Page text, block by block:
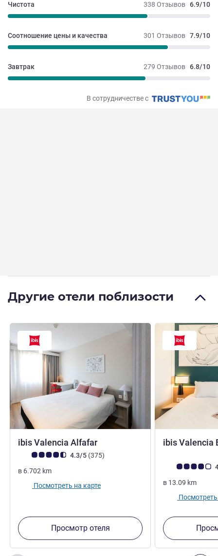
338 Отзывов 6.9/10
Чистота
301 Отзывов 7.9/10
Соотношение цены и качества
279 Отзывов 6.8/10
Завтрак
В сотрудничестве с
Другие отели поблизости
ibis Valencia Alfafar
Примечание: отзывы клиентов (Рейтинг ALL)
4.3/5 (375Отзывов
)
в 6.702 km
Посмотреть на карте
Просмотр отеля
ibis Valencia
Примечание:
в 13.09 km
Посмотреть